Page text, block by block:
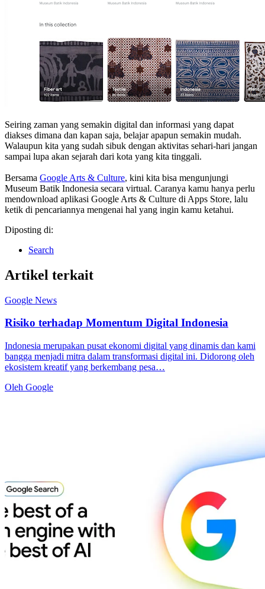
Seiring zaman yang semakin digital dan informasi yang dapat
diakses dimana dan kapan saja, belajar apapun semakin mudah.
Walaupun kita yang sudah sibuk dengan aktivitas sehari-hari jangan
sampai lupa akan sejarah dari kota yang kita tinggali.
Bersama Google Arts & Culture, kini kita bisa mengunjungi
Museum Batik Indonesia secara virtual. Caranya kamu hanya perlu
mendownload aplikasi Google Arts & Culture di Apps Store, lalu
ketik di pencariannya mengenai hal yang ingin kamu ketahui.
Diposting di:
Search
Artikel terkait
Google News
Risiko terhadap Momentum Digital Indonesia
Indonesia merupakan pusat ekonomi digital yang dinamis dan kami
bangga menjadi mitra dalam transformasi digital ini. Didorong oleh
ekosistem kreatif yang berkembang pesa…
Oleh Google